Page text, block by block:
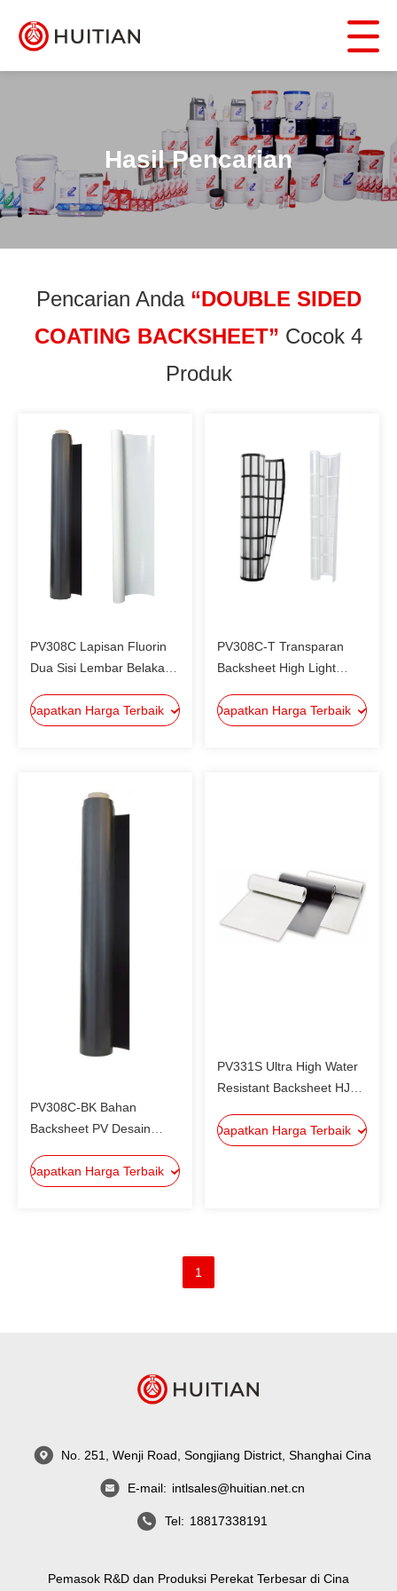
Hasil Pencarian
Pencarian Anda “DOUBLE SIDED
COATING BACKSHEET” Cocok 4
Produk
PV308C Lapisan Fluorin
Dua Sisi Lembar Belakang
Lebih Tinggi Dan Biaya
Dapatkan Harga Terbaik
PV308C-T Transparan
Backsheet High Light
Modul Sisi Dua
Dapatkan Harga Terbaik
PV308C-BK Bahan
Backsheet PV Desain
Tinggi Kualitas yang andal
Dapatkan Harga Terbaik
PV331S Ultra High Water
Resistant Backsheet HJT
Encapsulation Of
Dapatkan Harga Terbaik
1
No. 251, Wenji Road, Songjiang District, Shanghai Cina
E-mail: intlsales@huitian.net.cn
Tel: 18817338191
Pemasok R&D dan Produksi Perekat Terbesar di Cina